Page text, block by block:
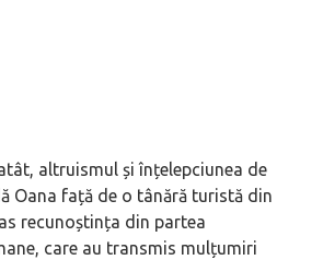
altruismul și înțelepciunea de
Oana față de o tânără turistă din
recunoștința din partea
care au transmis mulțumiri